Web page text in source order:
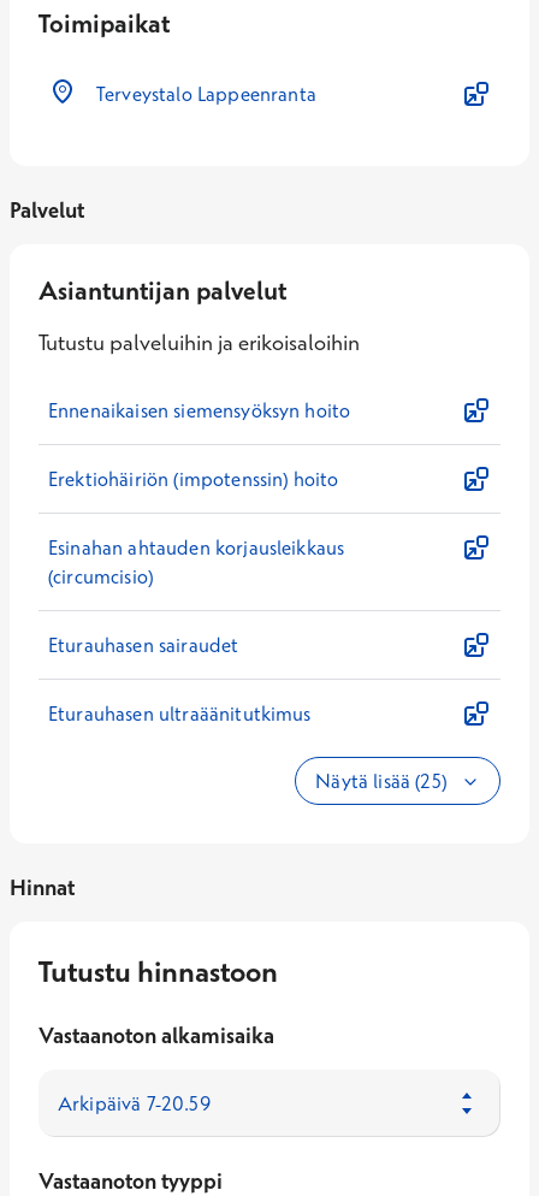
Toimipaikat
Terveystalo Lappeenranta
Palvelut
Asiantuntijan palvelut
Tutustu palveluihin ja erikoisaloihin
Ennenaikaisen siemensyöksyn hoito
Erektiohäiriön (impotenssin) hoito
Esinahan ahtauden korjausleikkaus
(circumcisio)
Eturauhasen sairaudet
Eturauhasen ultraäänitutkimus
Näytä lisää (25)
Hinnat
Tutustu hinnastoon
Vastaanoton alkamisaika
Vastaanoton tyyppi